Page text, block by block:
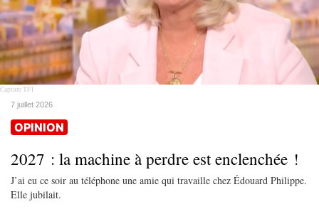
Capture TF1
7 juillet 2026
OPINION
2027 : la machine à perdre est enclenchée !
J’ai eu ce soir au téléphone une amie qui travaille chez Édouard Philippe.
Elle jubilait.